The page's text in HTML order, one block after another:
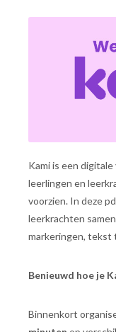
Kami is een
leerlingen en
voorzien. In deze
leerkrachten
markeringen, tekst
Benieuwd hoe je
Binnenkort